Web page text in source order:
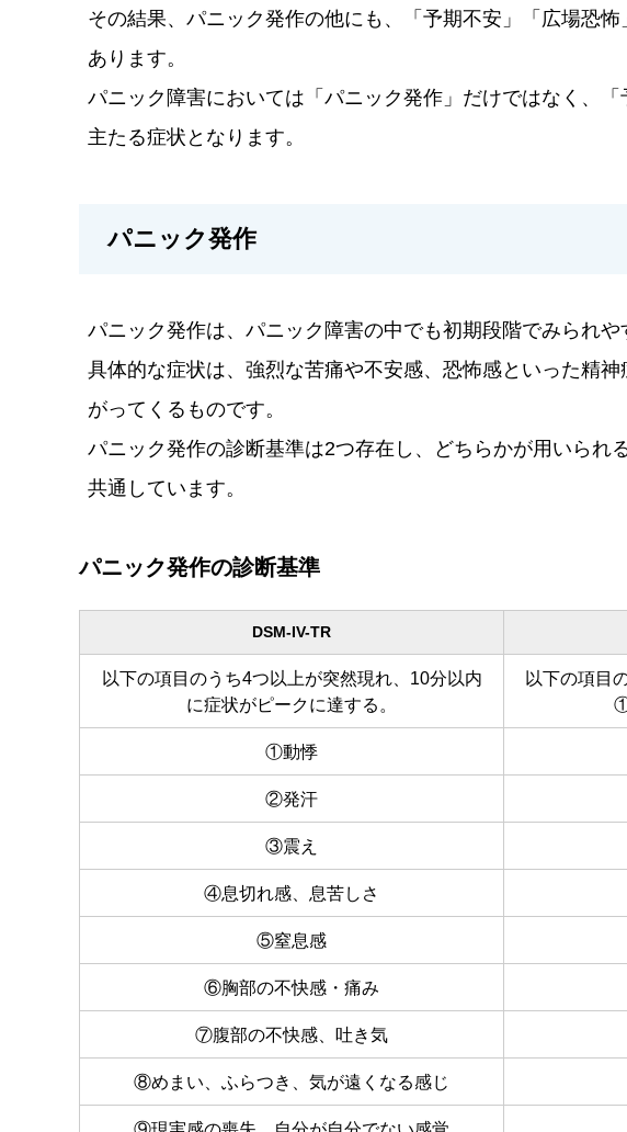
その結果、パニック発作の他にも、「予期不安」「広場恐
あります。
パニック障害においては「パニック発作」だけではなく、
主たる症状となります。
パニック発作
パニック発作は、パニック障害の中でも初期段階でみられや
具体的な症状は、強烈な苦痛や不安感、恐怖感といった精
がってくるものです。
パニック発作の診断基準は2つ存在し、どちらかが用いられ
共通しています。
パニック発作の診断基準
DSM-IV-TR
以下の項目のうち4つ以上が突然現れ、10分以内
に症状がピークに達する。
以下の項目
①
①動悸
②発汗
③震え
④息切れ感、息苦しさ
⑤窒息感
⑥胸部の不快感・痛み
⑦腹部の不快感、吐き気
⑧めまい、ふらつき、気が遠くなる感じ